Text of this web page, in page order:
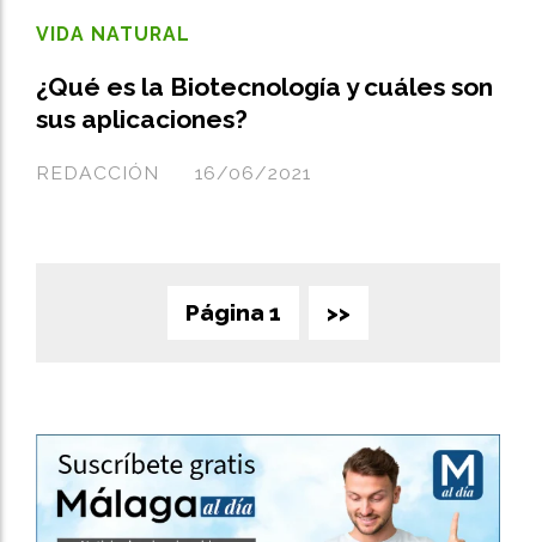
¿Qué es la Biotecnología y cuáles son
sus aplicaciones?
REDACCIÓN
VIDA NATURAL
16/06/2021
Página 1 >>